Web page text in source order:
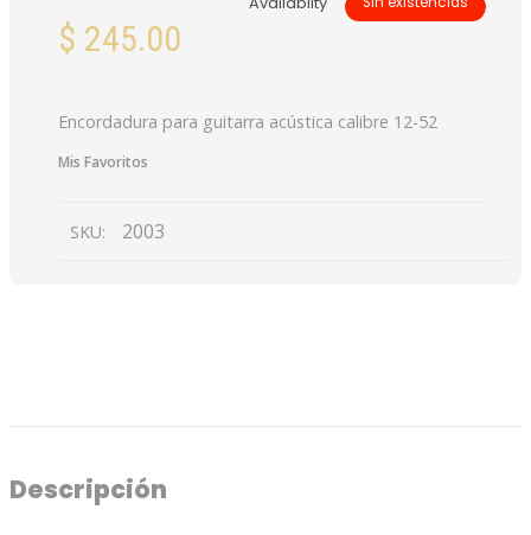
$ 245.00
Encordadura para guitarra acústica calibre 12-52
Mis Favoritos
SKU: 2003
Descripción